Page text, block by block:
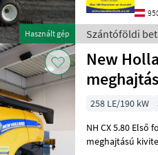
Használt gép Szántóföldi
New
258 LE/190 kW
NH CX 5.80 Első
meghajtású kivitel, 6 hengeres FTP-motorral,